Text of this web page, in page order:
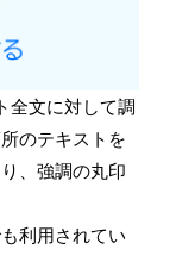
全文に対して調
のテキストを
、強調の丸印
利用されてい